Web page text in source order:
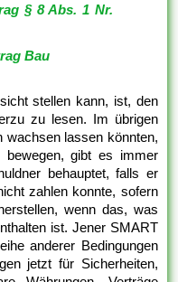
§ 8 Abs. 1 Nr.
Bau
stellen kann, ist, den
zu lesen. Im übrigen
wachsen lassen könnten,
gibt es immer
behauptet, falls er
zahlen konnte, sofern
wenn das, was
ist. Jener SMART
anderer Bedingungen
jetzt für Sicherheiten,